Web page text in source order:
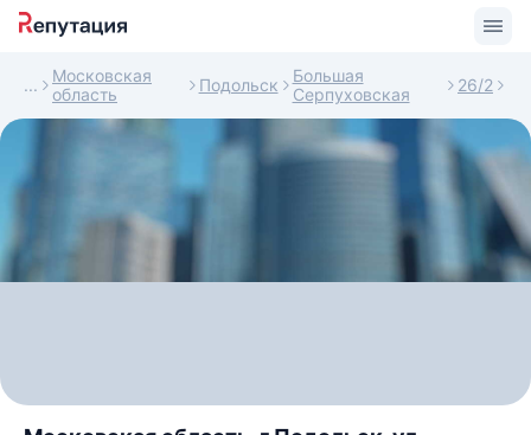
Московская
область
Подольск
Большая
Серпуховская
26/2